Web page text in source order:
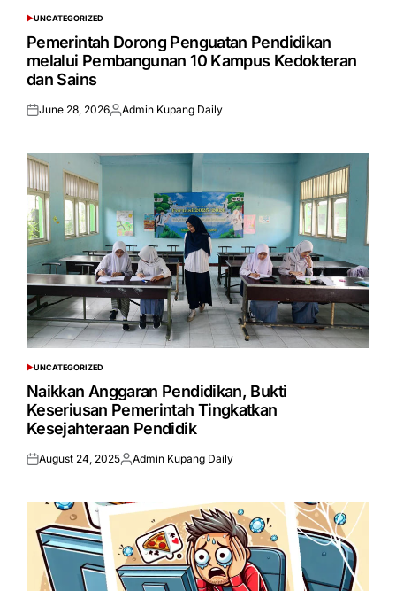
POSTED
IN
UNCATEGORIZED
Pemerintah Dorong Penguatan Pendidikan
melalui Pembangunan 10 Kampus Kedokteran
dan Sains
Posted
June 28, 2026Posted
Admin Kupang Daily
POSTED
IN
UNCATEGORIZED
Naikkan Anggaran Pendidikan, Bukti
Keseriusan Pemerintah Tingkatkan
Kesejahteraan Pendidik
Posted
August 24, 2025Posted
Admin Kupang Daily